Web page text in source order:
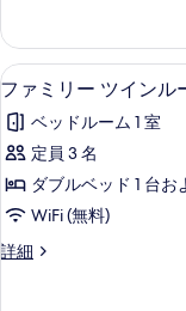
て
の
写
真
を
表
示
す
ー
ム
の
細
フ
ァ
ミ
リ
ー
イ
4
ファミリー ツインル
ベッドルーム 1 室
定員 3 名
ダブルベッド 1 台お
WiFi (無料)
詳細
フ